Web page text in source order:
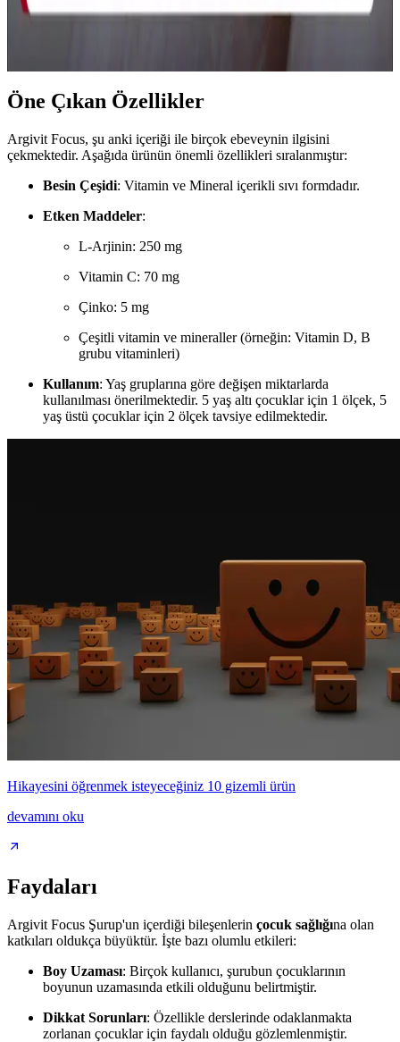
Çocuklarda tüy dökücü krem kullanımı genellikle önerilmez. Hassas
Öne Çıkan Özellikler
Argivit Focus, şu anki içeriği ile birçok ebeveynin ilgisini
çekmektedir. Aşağıda ürünün önemli özellikleri sıralanmıştır:
Besin Çeşidi: Vitamin ve Mineral içerikli sıvı formdadır.
Etken Maddeler:
L-Arjinin: 250 mg
Vitamin C: 70 mg
Çinko: 5 mg
Çeşitli vitamin ve mineraller (örneğin: Vitamin D, B
grubu vitaminleri)
Kullanım: Yaş gruplarına göre değişen miktarlarda
kullanılması önerilmektedir. 5 yaş altı çocuklar için 1 ölçek, 5
yaş üstü çocuklar için 2 ölçek tavsiye edilmektedir.
Hikayesini öğrenmek isteyeceğiniz 10 gizemli ürün
devamını oku
Faydaları
Argivit Focus Şurup'un içerdiği bileşenlerin çocuk sağlığına olan
katkıları oldukça büyüktür. İşte bazı olumlu etkileri:
Boy Uzaması: Birçok kullanıcı, şurubun çocuklarının
boyunun uzamasında etkili olduğunu belirtmiştir.
Dikkat Sorunları: Özellikle derslerinde odaklanmakta
zorlanan çocuklar için faydalı olduğu gözlemlenmiştir.